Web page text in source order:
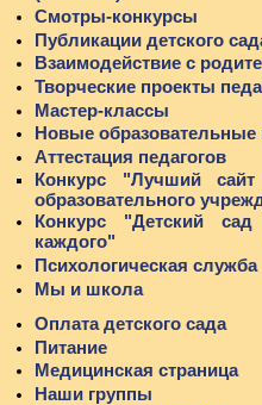
Смотры-конкурсы
Публикации детского
Взаимодействие с
Творческие проекты
Мастер-классы
Новые образовательные
Аттестация педагогов
Конкурс "Лучший
образовательного
Конкурс "Детский
каждого"
Психологическая служба
Мы и школа
Оплата детского сада
Питание
Медицинская страница
Наши группы